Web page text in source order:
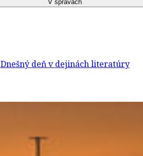
Dnešný deň v dejinách literatúry